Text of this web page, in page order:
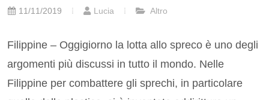
11/11/2019 Lucia Altro
Filippine – Oggigiorno la lotta allo spreco è uno degli
argomenti più discussi in tutto il mondo. Nelle
Filippine per combattere gli sprechi, in particolare